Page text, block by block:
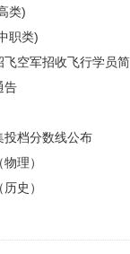
类)
职类)
空军招收飞行学员
告
投档分数线公布
理）
史）